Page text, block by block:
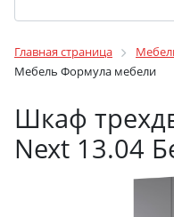
Главная страница
Мебель Формула мебели
Шкаф
Next 13.04